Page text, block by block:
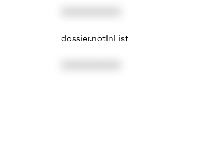
dossier.notInList